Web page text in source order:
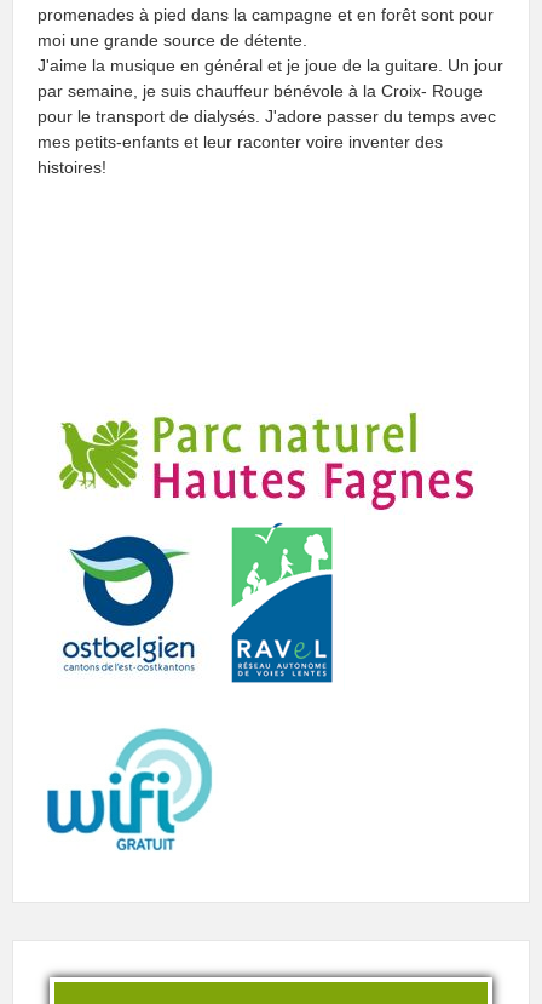
promenades à pied dans la campagne et en forêt sont pour
moi une grande source de détente.
J'aime la musique en général et je joue de la guitare. Un jour
par semaine, je suis chauffeur bénévole à la Croix- Rouge
pour le transport de dialysés. J'adore passer du temps avec
mes petits-enfants et leur raconter voire inventer des
histoires!